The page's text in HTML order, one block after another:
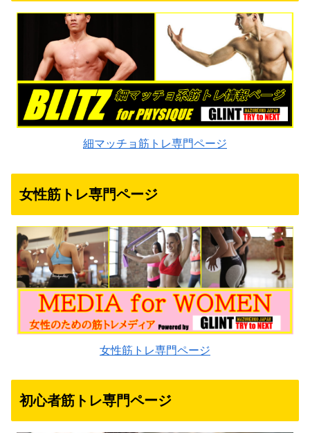
細マッチョ筋トレ専門ページ
女性筋トレ専門ページ
女性筋トレ専門ページ
初心者筋トレ専門ページ